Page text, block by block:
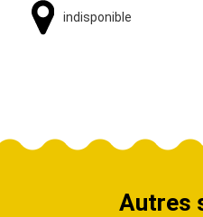
indisponible
Autres